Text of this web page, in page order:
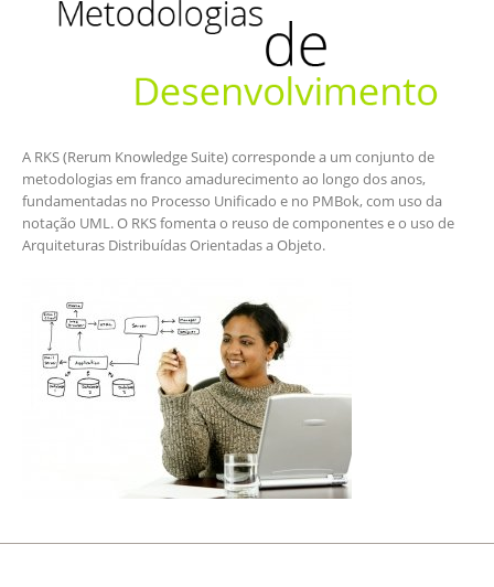
A RKS (Rerum Knowledge Suite) corresponde a um conjunto de
metodologias em franco amadurecimento ao longo dos anos,
fundamentadas no Processo Unificado e no PMBok, com uso da
notação UML. O RKS fomenta o reuso de componentes e o uso de
Arquiteturas Distribuídas Orientadas a Objeto.